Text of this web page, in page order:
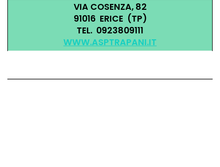
VIA COSENZA, 82
91016 ERICE (TP)
TEL. 0923809111
WWW.ASPTRAPANI.IT